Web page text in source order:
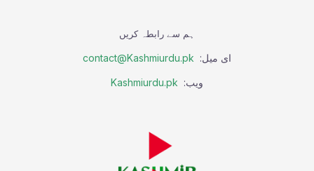
ہم سے رابطہ کریں
ای میل: contact@Kashmiurdu.pk
ویب: Kashmiurdu.pk